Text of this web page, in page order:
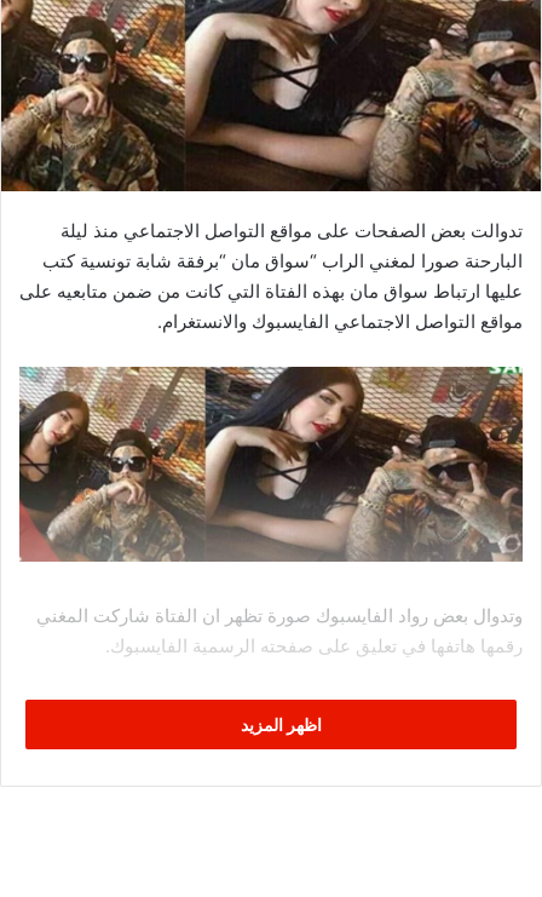
تدوالت بعض الصفحات على مواقع التواصل الاجتماعي منذ ليلة
البارحنة صورا لمغني الراب “سواق مان “برفقة شابة تونسية كتب
عليها ارتباط سواق مان بهذه الفتاة التي كانت من ضمن متابعيه على
مواقع التواصل الاجتماعي الفايسبوك والانستغرام.
وتدوال بعض رواد الفايسبوك صورة تظهر ان الفتاة شاركت المغني
رقمها هاتفها في تعليق على صفحته الرسمية الفايسبوك.
اظهر المزيد